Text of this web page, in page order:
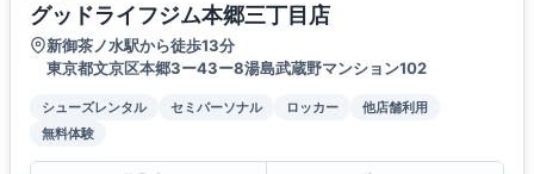
グッドライフジム本郷三丁目店
新御茶ノ水駅から徒歩13分
東京都文京区本郷3ー43ー8湯島武蔵野マンション102
シューズレンタル セミパーソナル ロッカー
他店舗利用
無料体験